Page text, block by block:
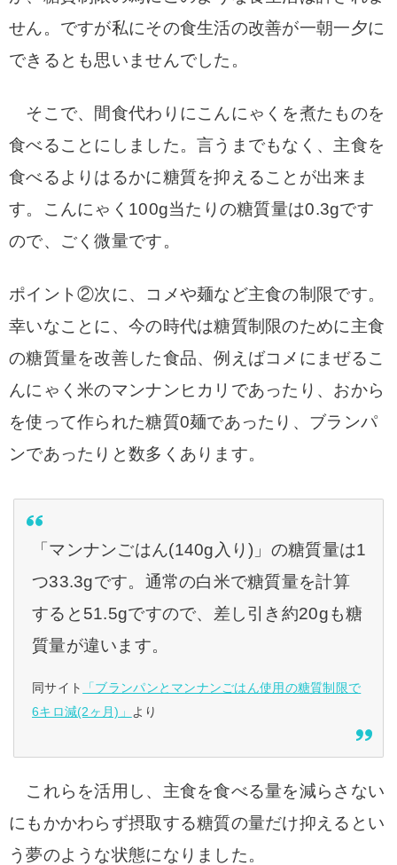
せん。ですが私にその食生活の改善が一朝一夕に
できるとも思いませんでした。
そこで、間食代わりにこんにゃくを煮たものを
食べることにしました。言うまでもなく、主食を
食べるよりはるかに糖質を抑えることが出来ま
す。こんにゃく100g当たりの糖質量は0.3gです
ので、ごく微量です。
ポイント②次に、コメや麺など主食の制限です。
幸いなことに、今の時代は糖質制限のために主食
の糖質量を改善した食品、例えばコメにまぜるこ
んにゃく米のマンナンヒカリであったり、おから
を使って作られた糖質0麺であったり、ブランパ
ンであったりと数多くあります。
「マンナンごはん(140g入り)」の糖質量は1
つ33.3gです。通常の白米で糖質量を計算
すると51.5gですので、差し引き約20gも糖
質量が違います。
同サイト
「ブランパンとマンナンごはん使用の糖質制限で
6キロ減(2ヶ月)」
より
これらを活用し、主食を食べる量を減らさない
にもかかわらず摂取する糖質の量だけ抑えるとい
う夢のような状態になりました。